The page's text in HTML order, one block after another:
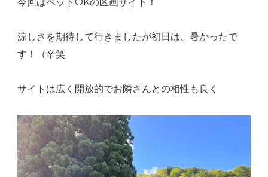
涼しさを期待して行きましたが初日は、暑かったで
す！（辛笑
サイトは広く開放的でお隣さんとの相性も良く